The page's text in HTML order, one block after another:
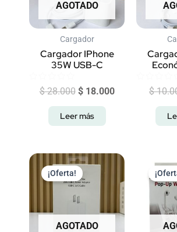
AGOTADO
Cargador
Cargador IPhone
35W USB-C
Valorado
con
$28.000 $18.000
Leer más
Valorado
con$
AGOTADO
¡Oferta!
El
precio
original
era:
$ 20.000.
El
actual
es:
$ 15.000.